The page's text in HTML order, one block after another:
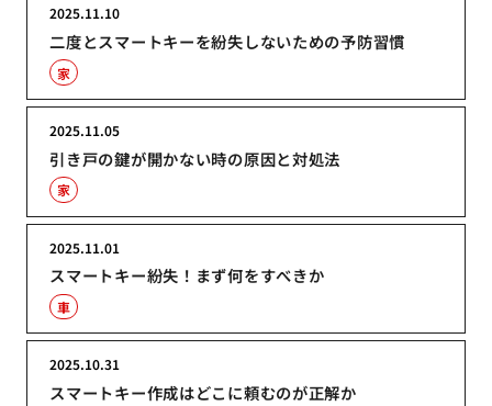
二度とスマートキーを紛失しないための予防習慣
2025.11.10
家
引き戸の鍵が開かない時の原因と対処法
2025.11.05
家
スマートキー紛失！まず何をすべきか
2025.11.01
車
スマートキー作成はどこに頼むのが正解か
2025.10.31